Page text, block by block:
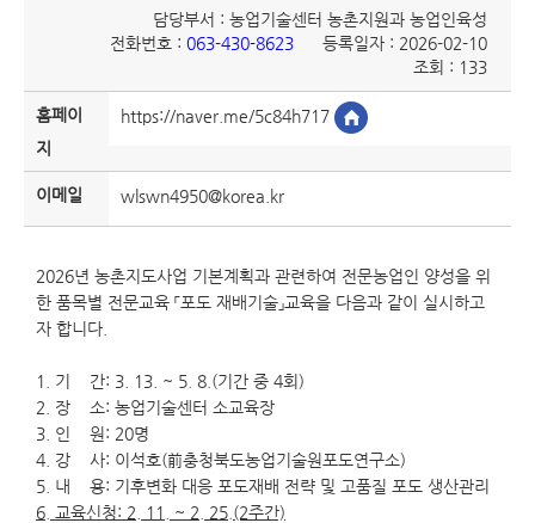
담당부서 : 농업기술센터 농촌지원과 농업인육성
전화번호 : 063-430-8623
등록일자 : 2026-02-10
조회 : 133
홈페이
지
https://naver.me/5c84h717
이메일 wlswn4950@korea.kr
2026년 농촌지도사업 기본계획과 관련하여 전문농업인 양성을 위
한 품목별 전문교육 「포도 재배기술」교육을 다음과 같이 실시하고
자 합니다.
1. 기 간: 3. 13. ~ 5. 8.(기간 중 4회)
2. 장 소: 농업기술센터 소교육장
3. 인 원: 20명
4. 강 사: 이석호(前충청북도농업기술원포도연구소)
5. 내 용: 기후변화 대응 포도재배 전략 및 고품질 포도 생산관리
6. 교육신청: 2. 11. ~ 2. 25.(2주간)